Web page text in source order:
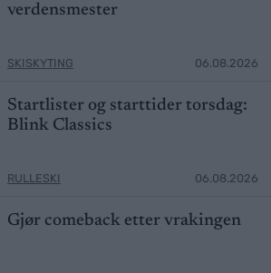
verdensmester
SKISKYTING 06.08.2026
Startlister og starttider torsdag:
Blink Classics
RULLESKI 06.08.2026
Gjør comeback etter vrakingen